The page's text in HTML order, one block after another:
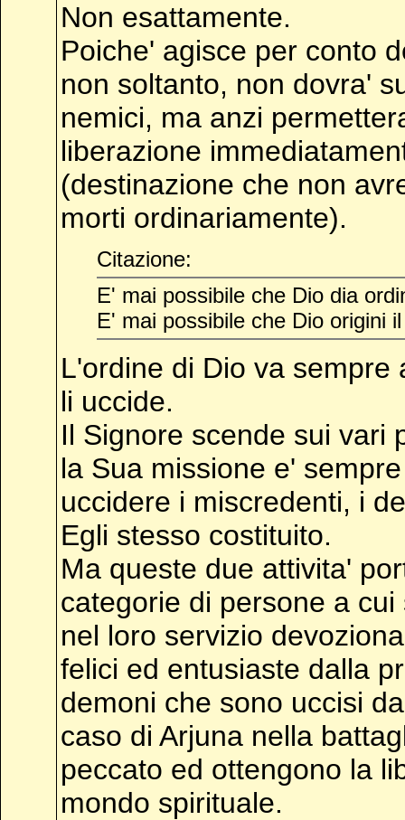
Non esattamente.
Poiche' agisce per conto
non soltanto, non dovra'
nemici, ma anzi
liberazione
(destinazione che non
morti ordinariamente).
Citazione:
E' mai possibile che Dio dia
E' mai possibile che Dio origini
L'ordine di Dio va
li uccide.
Il Signore scende sui vari
la Sua missione e'
uccidere i miscredenti, i
Egli stesso costituito.
Ma queste due attivita'
categorie di persone a
nel loro servizio
felici ed entusiaste dalla
demoni che sono uccisi
caso di Arjuna nella
peccato ed ottengono la
mondo spirituale.